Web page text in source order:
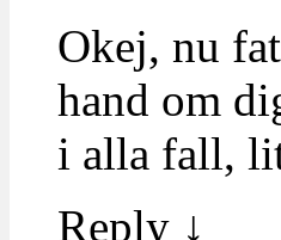
Okej, nu
hand om
i alla fall,
Reply ↓